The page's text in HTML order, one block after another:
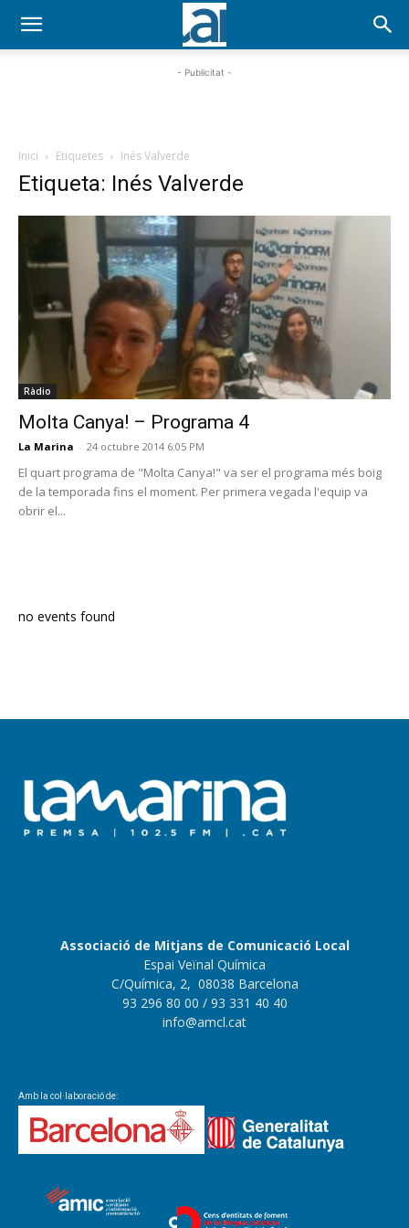
- Publicitat -
Inici Etiquetes Inés Valverde
Etiqueta: Inés Valverde
Ràdio
Molta Canya! – Programa 4
La Marina - 24 octubre 2014 6:05 PM
El quart programa de "Molta Canya!" va ser el programa més boig
de la temporada fins el moment. Per primera vegada l'equip va
obrir el...
no events found
Associació de Mitjans de Comunicació Local
Espai Veïnal Química
C/Química, 2, 08038 Barcelona
93 296 80 00 / 93 331 40 40
info@amcl.cat
Amb la col·laboració de: